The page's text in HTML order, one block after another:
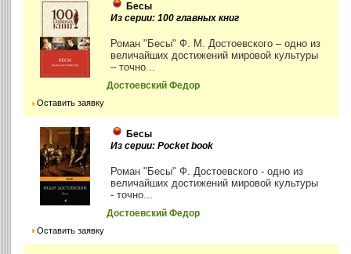
Бесы
Из серии: 100 главных книг
Роман "Бесы" Ф. М. Достоевского – одно из
величайших достижений мировой культуры
– точно...
Достоевский Федор
Оставить заявку
Бесы
Из серии: Pocket book
Роман "Бесы" Ф. Достоевского - одно из
величайших достижений мировой культуры
- точно...
Достоевский Федор
Оставить заявку